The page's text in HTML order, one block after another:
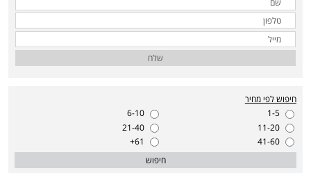
שלח
חיפוש לפי מחיר
1-5
6-10
11-20
21-40
41-60
61+
חיפוש